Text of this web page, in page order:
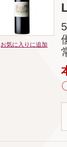
お気に入りに追加